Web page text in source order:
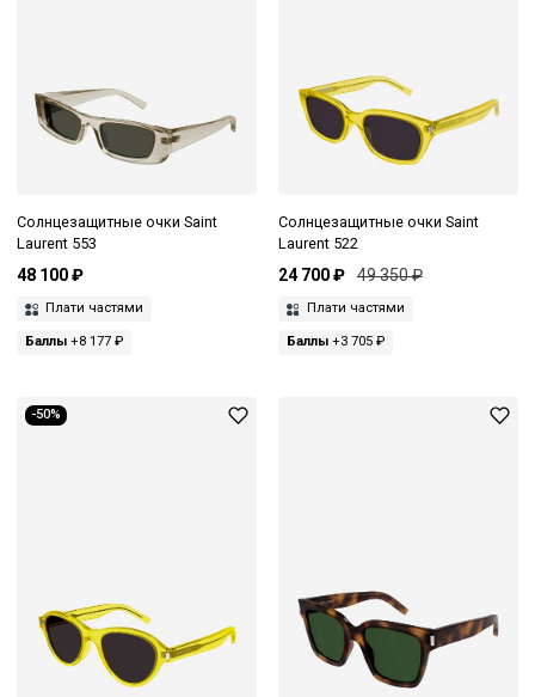
Солнцезащитные очки Saint
Laurent 553
48 100 ₽
Плати частями
Баллы +8 177 ₽
Солнцезащитные очки Saint
Laurent 522
24 700 ₽ 49 350 ₽
Плати частями
Баллы+3 705 ₽
-50%